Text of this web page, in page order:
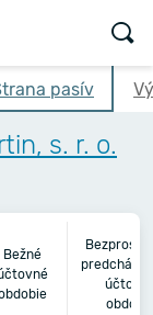
pasív
s. r. o.
Bežné